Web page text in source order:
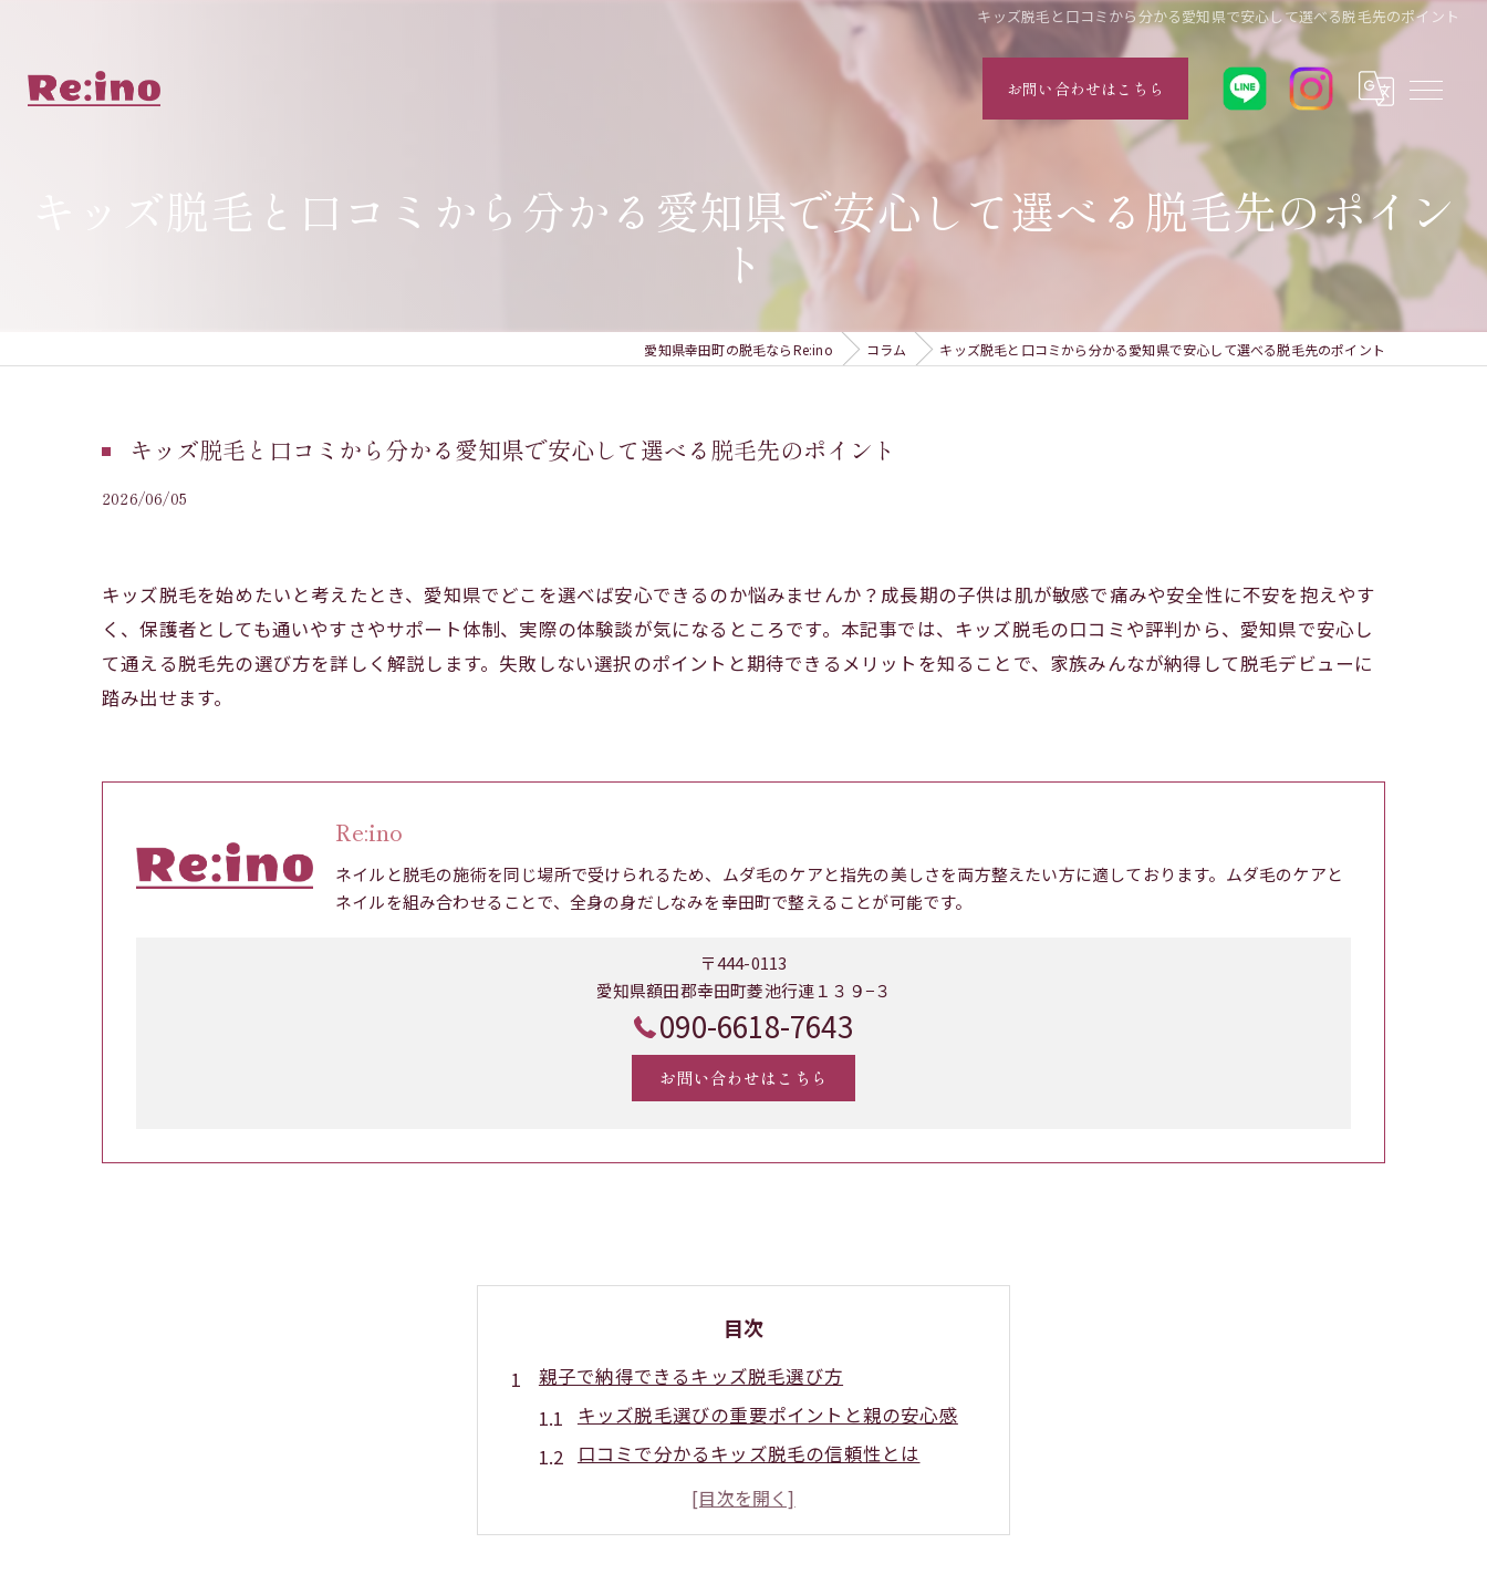
キッズ脱毛と口コミから分かる愛知県で安心して選べる脱毛先のポイント
お問い合わせはこちら
キッズ脱毛と口コミから分かる愛知県で安心して選べる脱毛先のポイン
ト
愛知県幸田町の脱毛ならRe:ino コラム キッズ脱毛と口コミから分かる愛知県で安心して選べる脱毛先のポイント
キッズ脱毛と口コミから分かる愛知県で安心して選べる脱毛先のポイント
2026/06/05
キッズ脱毛を始めたいと考えたとき、愛知県でどこを選べば安心できるのか悩みませんか？成長期の子供は肌が敏感で痛みや安全性に不安を抱えやす
く、保護者としても通いやすさやサポート体制、実際の体験談が気になるところです。本記事では、キッズ脱毛の口コミや評判から、愛知県で安心し
て通える脱毛先の選び方を詳しく解説します。失敗しない選択のポイントと期待できるメリットを知ることで、家族みんなが納得して脱毛デビューに
踏み出せます。
Re:ino
ネイルと脱毛の施術を同じ場所で受けられるため、ムダ毛のケアと指先の美しさを両方整えたい方に適しております。ムダ毛のケアと
ネイルを組み合わせることで、全身の身だしなみを幸田町で整えることが可能です。
〒444-0113
愛知県額田郡幸田町菱池行連１３９−３
090-6618-7643
お問い合わせはこちら
目次
親子で納得できるキッズ脱毛選び方
キッズ脱毛選びの重要ポイントと親の安心感
口コミで分かるキッズ脱毛の信頼性とは
子供の肌に優しいキッズ脱毛の選び方
キッズ脱毛を始める前に知りたい注意点